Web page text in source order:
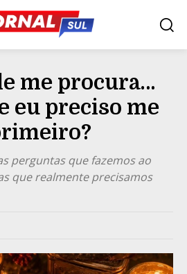
me procura…
eu preciso me
perguntas que fazemos ao
que realmente precisamos